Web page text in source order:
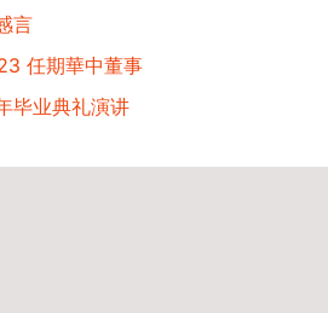
言
任期華中董事
毕业典礼演讲